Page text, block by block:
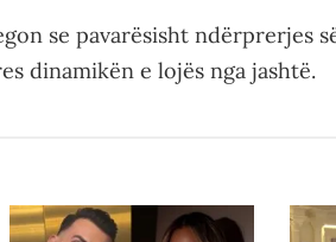
se pavarësisht ndërprerjes
dinamikën e lojës nga jashtë.